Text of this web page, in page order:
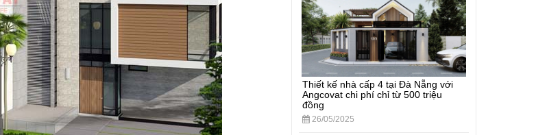
Thiết kế nhà cấp 4 tại Đà Nẵng với
Angcovat chi phí chỉ từ 500 triệu
đồng
26/05/2025